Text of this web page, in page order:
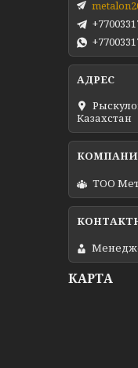
Казахстан
ТОО
КАРТА